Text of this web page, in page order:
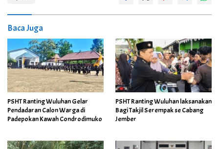
Baca Juga
PSHT Ranting Wuluhan Gelar
Pendadaran Calon Warga di
Padepokan Kawah Condrodimuko
PSHT Ranting Wuluhan laksanakan
Bagi Takjil Serempak se Cabang
Jember